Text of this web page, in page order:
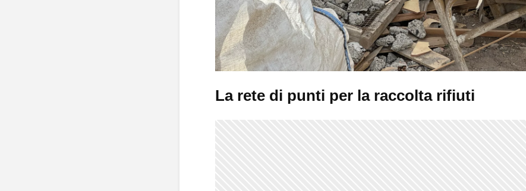
La rete di punti per la raccolta rifiuti